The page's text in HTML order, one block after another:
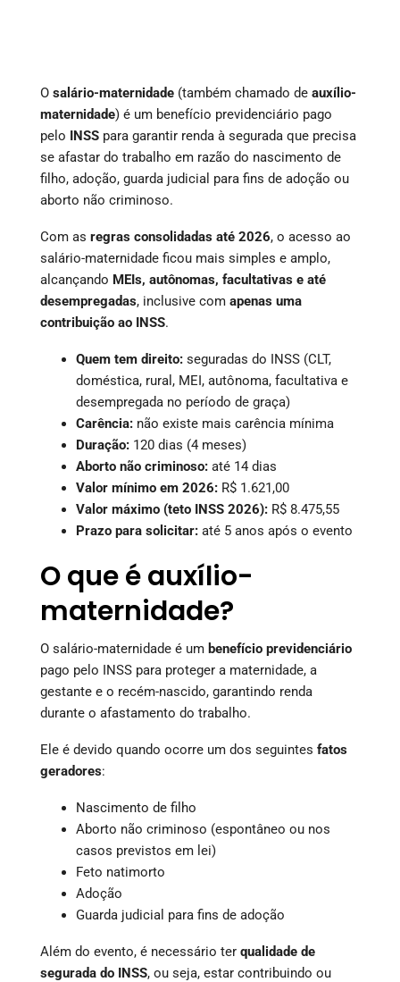
O salário-maternidade (também chamado de auxílio-
maternidade) é um benefício previdenciário pago
pelo INSS para garantir renda à segurada que precisa
se afastar do trabalho em razão do nascimento de
filho, adoção, guarda judicial para fins de adoção ou
aborto não criminoso.
Com as regras consolidadas até 2026, o acesso ao
salário-maternidade ficou mais simples e amplo,
alcançando MEIs, autônomas, facultativas e até
desempregadas, inclusive com apenas uma
contribuição ao INSS.
Quem tem direito: seguradas do INSS (CLT,
doméstica, rural, MEI, autônoma, facultativa e
desempregada no período de graça)
Carência: não existe mais carência mínima
Duração: 120 dias (4 meses)
Aborto não criminoso: até 14 dias
Valor mínimo em 2026: R$ 1.621,00
Valor máximo (teto INSS 2026): R$ 8.475,55
Prazo para solicitar: até 5 anos após o evento
O que é auxílio-
maternidade?
O salário-maternidade é um benefício previdenciário
pago pelo INSS para proteger a maternidade, a
gestante e o recém-nascido, garantindo renda
durante o afastamento do trabalho.
Ele é devido quando ocorre um dos seguintes fatos
geradores:
Nascimento de filho
Aborto não criminoso (espontâneo ou nos
casos previstos em lei)
Feto natimorto
Adoção
Guarda judicial para fins de adoção
Além do evento, é necessário ter qualidade de
segurada do INSS, ou seja, estar contribuindo ou